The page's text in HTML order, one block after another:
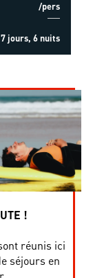
/pers
7 jours, 6 nuits
!
réunis ici
séjours en